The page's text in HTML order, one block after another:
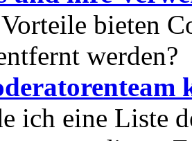
bieten
werden?
ich eine Liste